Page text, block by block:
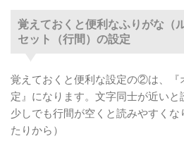
覚えておくと便利なふりがな（
セット（行間）の設定
覚えておくと便利な設定の②は、『
定』になります。文字同士が近いと
少しでも行間が空くと読みやすく
たりから）